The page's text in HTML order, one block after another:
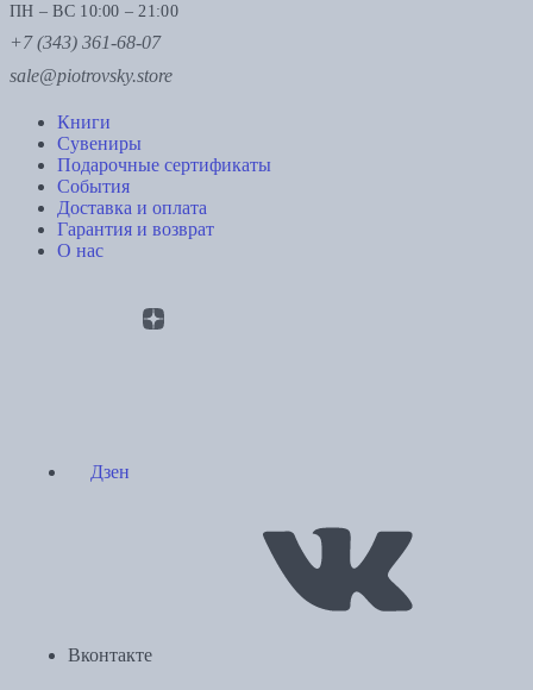
ПН – ВС 10:00 – 21:00
+7 (343) 361-68-07
sale@piotrovsky.store
Книги
Сувениры
Подарочные сертификаты
События
Доставка и оплата
Гарантия и возврат
О нас
Дзен
Вконтакте